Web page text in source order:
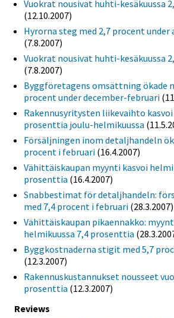
Vuokrat nousivat huhti-kesäkuussa
(12.10.2007)
Hyrorna steg med 2,7 procent
(7.8.2007)
Vuokrat nousivat huhti-kesäkuussa
(7.8.2007)
Byggföretagens omsättning ökade
procent under december-februari
Rakennusyritysten liikevaihto kasvoi
prosenttia joulu-helmikuussa
Försäljningen inom detaljhandeln
procent i februari (16.4.2007)
Vähittäiskaupan myynti kasvoi
prosenttia (16.4.2007)
Snabbestimat för detaljhandeln:
med 7,4 procent i februari (28.3.2007)
Vähittäiskaupan pikaennakko:
helmikuussa 7,4 prosenttia
Byggkostnaderna stigit med 5,7
(12.3.2007)
Rakennuskustannukset nousseet
prosenttia (12.3.2007)
Reviews